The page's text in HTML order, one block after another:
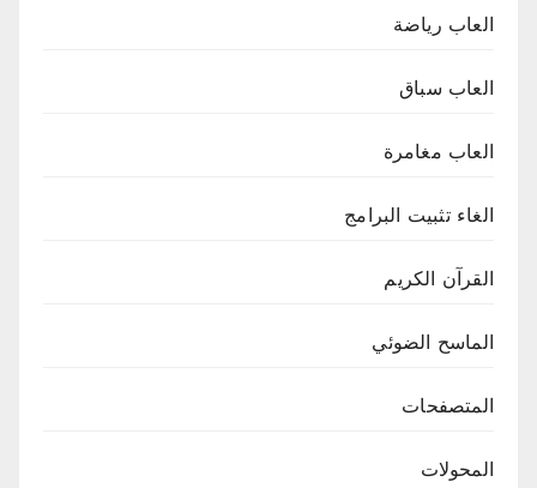
العاب رياضة
العاب سباق
العاب مغامرة
الغاء تثبيت البرامج
القرآن الكريم
الماسح الضوئي
المتصفحات
المحولات